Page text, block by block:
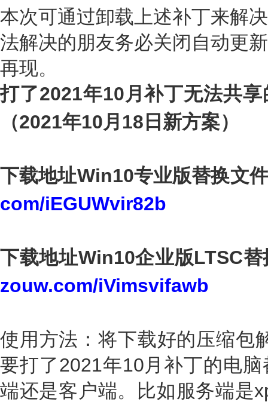
本次可通过卸载上述补丁来解
法解决的朋友务必关闭自动更
再现。
打了2021年10月补丁无法共
（2021年10月18日新方案）
下载地址Win10专业版替换文
com/iEGUWvir82b
下载地址Win10企业版LTSC
zouw.com/iVimsvifawb
使用方法：将下载好的压缩包
要打了2021年10月补丁的电
端还是客户端。比如服务端是